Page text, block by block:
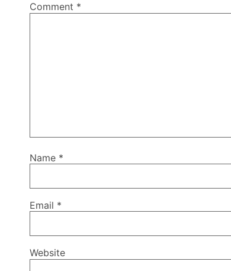
Comment *
Name *
Email *
Website